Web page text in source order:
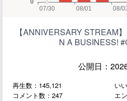
【ANNIVERSARY STREAM
N A BUSINESS!
公開日：
再生数：145,121
い
コメント数：247
エ